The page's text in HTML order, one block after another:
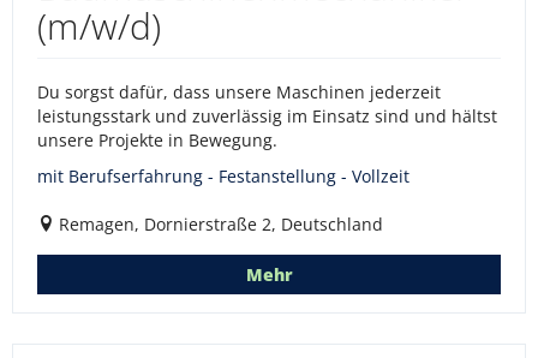
(m/w/d)
Du sorgst dafür, dass unsere Maschinen jederzeit
leistungsstark und zuverlässig im Einsatz sind und hältst
unsere Projekte in Bewegung.
mit Berufserfahrung - Festanstellung - Vollzeit
Remagen, Dornierstraße 2, Deutschland
Mehr